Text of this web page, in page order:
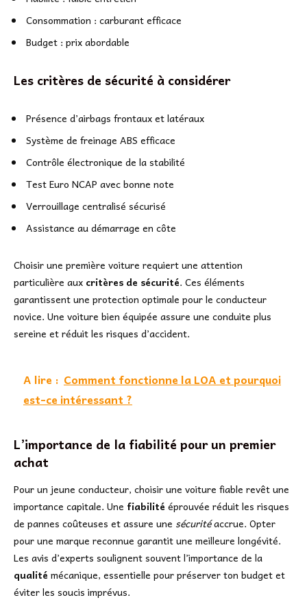
Consommation : carburant efficace
Budget : prix abordable
Les critères de sécurité à considérer
Présence d’airbags frontaux et latéraux
Système de freinage ABS efficace
Contrôle électronique de la stabilité
Test Euro NCAP avec bonne note
Verrouillage centralisé sécurisé
Assistance au démarrage en côte
Choisir une première voiture requiert une attention
particulière aux critères de sécurité. Ces éléments
garantissent une protection optimale pour le conducteur
novice. Une voiture bien équipée assure une conduite plus
sereine et réduit les risques d’accident.
A lire : Comment fonctionne la LOA et pourquoi
est-ce intéressant ?
L’importance de la fiabilité pour un premier
achat
Pour un jeune conducteur, choisir une voiture fiable revêt une
importance capitale. Une fiabilité éprouvée réduit les risques
de pannes coûteuses et assure une sécuritéaccrue. Opter
pour une marque reconnue garantit une meilleure longévité.
Les avis d’experts soulignent souvent l’importance de la
qualité mécanique, essentielle pour préserver ton budget et
éviter les soucis imprévus.